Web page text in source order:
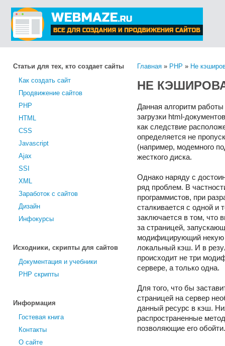
Главная » PHP » Не
НЕ
Данная алгоритм
загрузки html-
как следствие
определяется не
(например, модемного
жесткого диска.
Однако наряду с
ряд проблем. В
программистов, при
сталкивается с одной и
заключается в том, что
за страницей,
модифицирующий
локальный кэш. И в
происходит не три
сервере, а только одна.
Для того, что бы
страницей на сервер
данный ресурс в кэш.
распространенные
позволяющие его обойти.
Статьи для тех, кто создает сайты
Как создать сайт
Продвижение сайтов
PHP
HTML
CSS
Javascript
Ajax
SSI
XML
Заработок с сайтов
Дизайн
Инфокурсы
Исходники, скрипты для сайтов
Документация и учебники
PHP скрипты
Информация
Гостевая книга
Контакты
О сайте